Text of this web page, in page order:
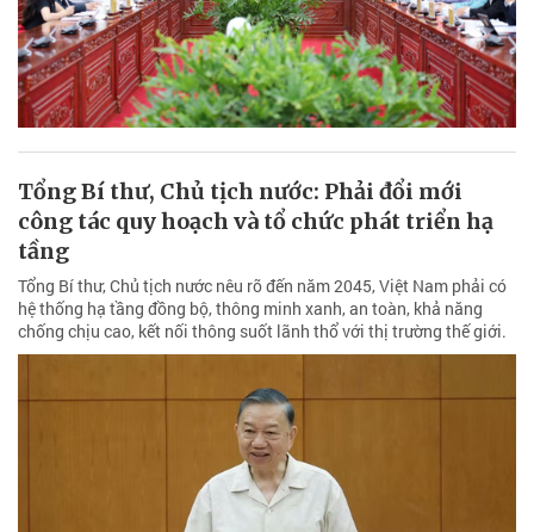
Tổng Bí thư, Chủ tịch nước: Phải đổi mới
công tác quy hoạch và tổ chức phát triển hạ
tầng
Tổng Bí thư, Chủ tịch nước nêu rõ đến năm 2045, Việt Nam phải có
hệ thống hạ tầng đồng bộ, thông minh xanh, an toàn, khả năng
chống chịu cao, kết nối thông suốt lãnh thổ với thị trường thế giới.